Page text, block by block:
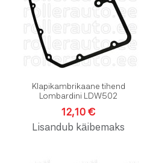
Klapikambrikaane tihend
Lombardini LDW502
12,10 €
Lisandub käibemaks